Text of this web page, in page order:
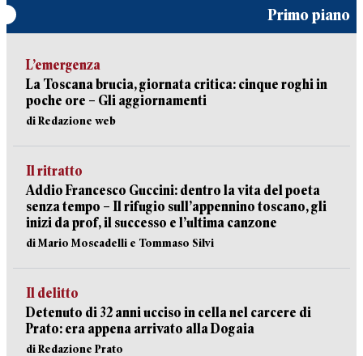
Primo piano
L’emergenza
La Toscana brucia, giornata critica: cinque roghi in
poche ore – Gli aggiornamenti
di Redazione web
Il ritratto
Addio Francesco Guccini: dentro la vita del poeta
senza tempo – Il rifugio sull’appennino toscano, gli
inizi da prof, il successo e l’ultima canzone
di Mario Moscadelli e Tommaso Silvi
Il delitto
Detenuto di 32 anni ucciso in cella nel carcere di
Prato: era appena arrivato alla Dogaia
di Redazione Prato